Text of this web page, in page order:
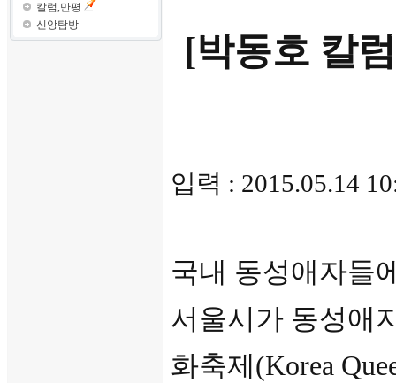
칼럼,만평
신앙탐방
[박동호 칼
입력 : 2015.05.14
국내 동성애자들
서울시가 동성애
화축제(Korea